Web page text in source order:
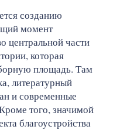
созданию
момент
центральной части
которая
площадь. Там
литературный
и современные
того, значимой
благоустройства